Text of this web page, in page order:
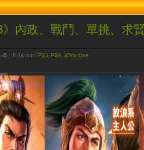
》內政、戰鬥、單挑、求
: 11:06 pm | PS3 PS4 XBox One